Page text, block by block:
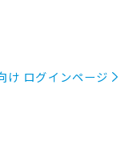
け ログインページ